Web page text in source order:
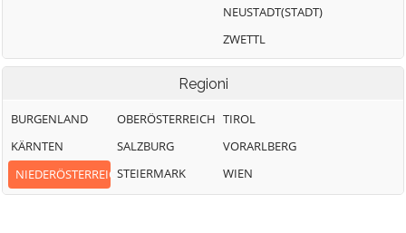
NEUSTADT(STADT)
ZWETTL
Regioni
BURGENLAND
KÄRNTEN
NIEDERÖSTERREICH
OBERÖSTERREICH
SALZBURG
STEIERMARK
TIROL
VORARLBERG
WIEN